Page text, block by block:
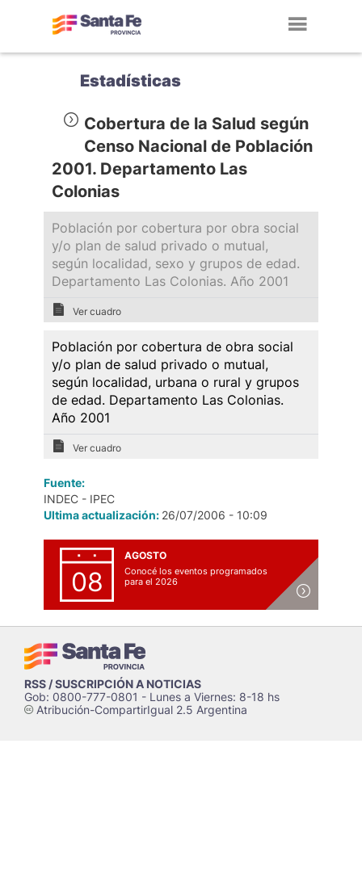
Estadísticas
Cobertura de la Salud según
Censo Nacional de Población
2001. Departamento Las
Colonias
Población por cobertura por obra social
y/o plan de salud privado o mutual,
según localidad, sexo y grupos de edad.
Departamento Las Colonias. Año 2001
Ver cuadro
Población por cobertura de obra social
y/o plan de salud privado o mutual,
según localidad, urbana o rural y grupos
de edad. Departamento Las Colonias.
Año 2001
Ver cuadro
Fuente:
INDEC - IPEC
Ultima actualización: 26/07/2006 - 10:09
08
AGOSTO
Conocé los eventos programados
para el 2026
RSS / SUSCRIPCIÓN A NOTICIAS
Gob: 0800-777-0801 - Lunes a Viernes: 8-18 hs
cAtribución-CompartirIgual 2.5 Argentina